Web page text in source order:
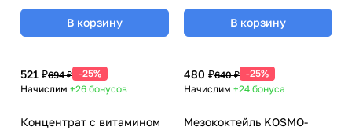
мезороллеров
В корзину В корзину
521 ₽694 ₽ -25%
Начислим +26 бонусов
Концентрат с витамином
480 ₽640 ₽ -25%
Начислим +24 бонуса
Мезококтейль KOSMO-